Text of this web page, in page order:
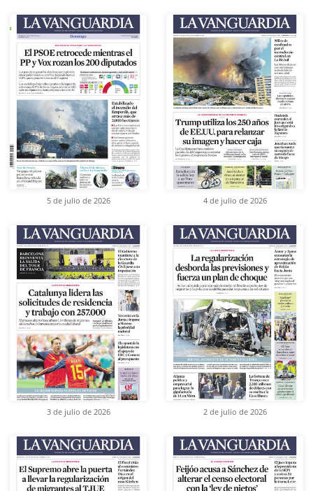
5 de julio de 2026 4 de julio de 2026
3 de julio de 2026 2 de julio de 2026